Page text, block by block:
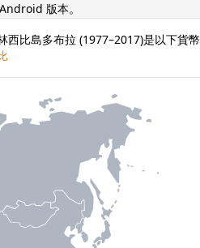
版本。
西比島多布拉 (1977–2017)是以下貨幣